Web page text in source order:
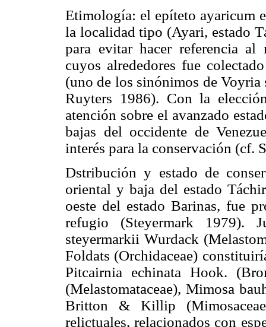
Etimología: el epíteto ayaricum
la localidad tipo (Ayari, estado
para evitar hacer referencia
cuyos alrededores fue
(uno de los sinónimos de Voyria
Ruyters 1986). Con la
atención sobre el avanzado
bajas del occidente de
interés para la conservación (cf.
Dstribución y estado de
oriental y baja del estado
oeste del estado Barinas, fue
refugio (Steyermark 1979).
steyermarkii Wurdack
Foldats (Orchidaceae)
Pitcairnia echinata Hook.
(Melastomataceae), Mimosa
Britton & Killip
relictuales, relacionados con